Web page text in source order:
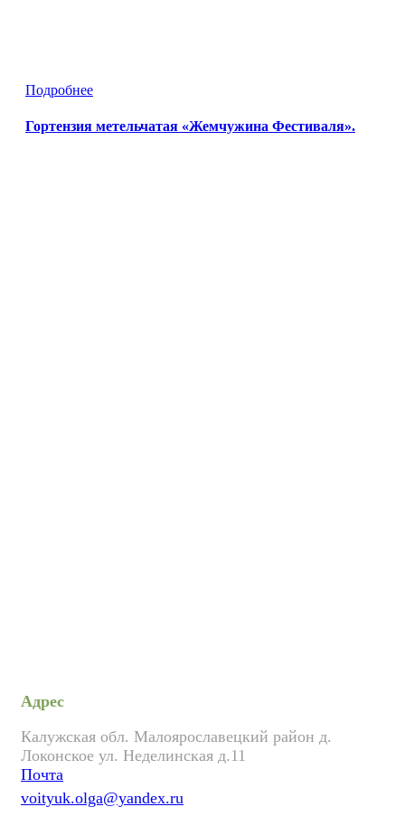
Подробнее
Гортензия метельчатая «Жемчужина Фестиваля».
Адрес
Калужская обл. Малоярославецкий район д.
Локонское ул. Неделинская д.11
Почта
voityuk.olga@yandex.ru